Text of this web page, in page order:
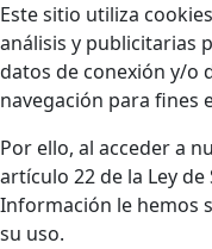
Este sitio utiliza
análisis y publicitarias
datos de conexión y/o
navegación para fines
Por ello, al acceder a
artículo 22 de la Ley de
Información le hemos
su uso.